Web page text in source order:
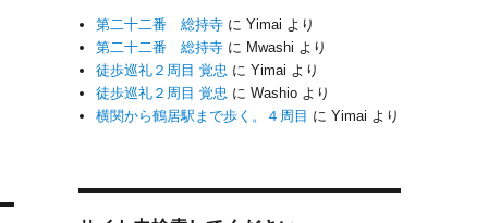
第二十二番 総持寺 にYimai より
第二十二番 総持寺 に Mwashi より
徒歩巡礼２周目 覚忠 にYimai より
徒歩巡礼２周目 覚忠 にWashio より
横関から鶴居駅まで歩く。４周目 にYimai より